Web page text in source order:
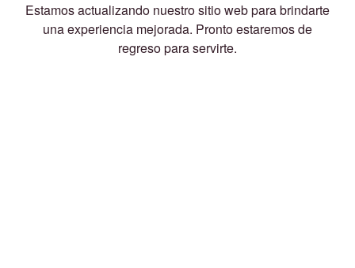
Estamos actualizando nuestro sitio web para brindarte
una experiencia mejorada. Pronto estaremos de
regreso para servirte.